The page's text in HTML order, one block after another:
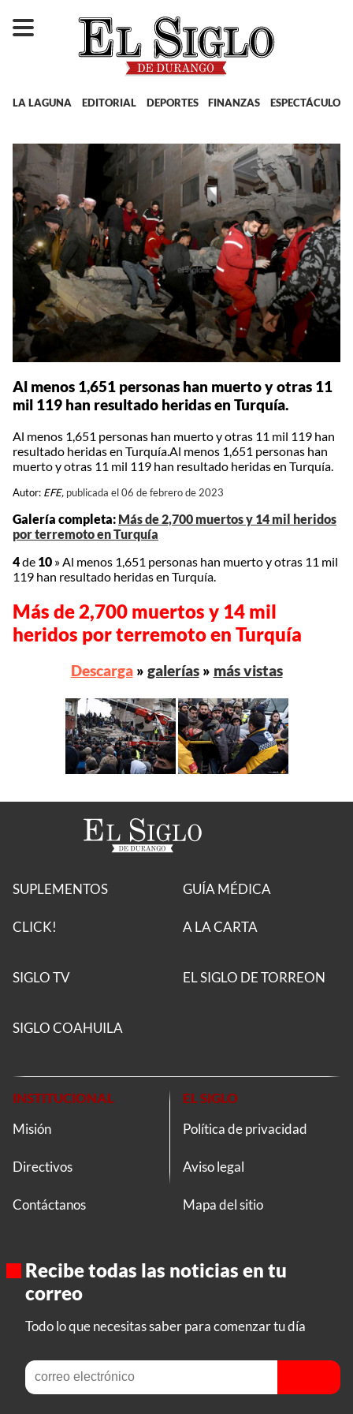
LA LAGUNA EDITORIAL DEPORTES FINANZAS ESPECTÁCULOS
Al menos 1,651 personas han muerto y otras 11
mil 119 han resultado heridas en Turquía.
Al menos 1,651 personas han muerto y otras 11 mil 119 han
resultado heridas en Turquía.Al menos 1,651 personas han
muerto y otras 11 mil 119 han resultado heridas en Turquía.
Autor: EFE, publicada el 06 de febrero de 2023
Galería completa: Más de 2,700 muertos y 14 mil heridos
por terremoto en Turquía
4de 10 »Al menos 1,651 personas han muerto y otras 11 mil
119 han resultado heridas en Turquía.
Más de 2,700 muertos y 14 mil
heridos por terremoto en Turquía
Descarga» galerías» más vistas
SUPLEMENTOS
CLICK!
GUÍA MÉDICA
A LA CARTA
SIGLO TV EL SIGLO DE TORREON
SIGLO COAHUILA
INSTITUCIONAL
Misión
Directivos
Contáctanos
EL SIGLO
Política de privacidad
Aviso legal
Mapa del sitio
Recibe todas las noticias en tu
correo
Todo lo que necesitas saber para comenzar tu día